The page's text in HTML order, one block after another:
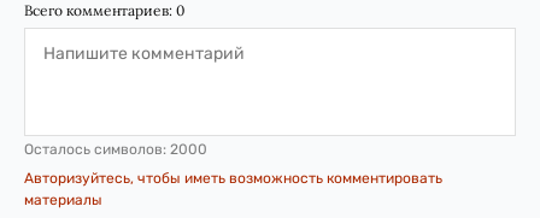
Всего комментариев: 0
Осталось символов: 2000
Авторизуйтесь, чтобы иметь возможность комментировать
материалы